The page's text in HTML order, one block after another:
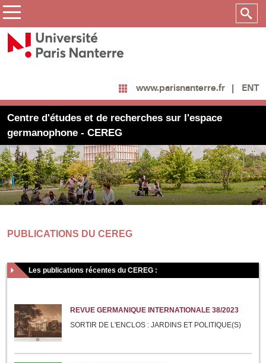
www.parisnanterre.fr ENT
Centre d'études et de recherches sur l'espace
germanophone - CEREG
PUBLICATIONS DU CEREG
Les publications récentes du CEREG :
REVUE GERMANIQUE INTERNATIONALE 38/2023
SORTIR DE L'ENCLOS : JARDINS ET POLITIQUE(S)